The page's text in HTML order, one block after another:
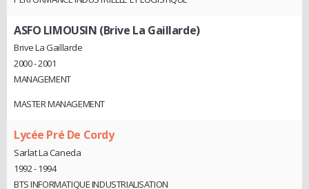
ASFO LIMOUSIN (Brive La Gaillarde)
Brive La Gaillarde
2000 - 2001
MANAGEMENT
MASTER MANAGEMENT
Lycée Pré De Cordy
Sarlat La Caneda
1992 - 1994
BTS INFORMATIQUE INDUSTRIALISATION